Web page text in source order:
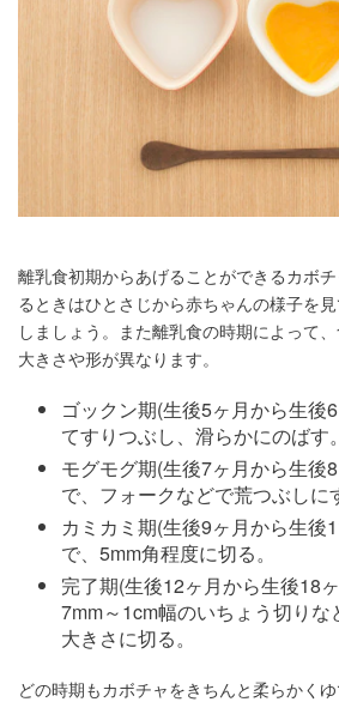
離乳食初期からあげることができるカボ
るときはひとさじから赤ちゃんの様子を
しましょう。また離乳食の時期によって
大きさや形が異なります。
ゴックン期(生後5ヶ月から生後
てすりつぶし、滑らかにのばす。
モグモグ期(生後7ヶ月から生後
で、フォークなどで荒つぶしに
カミカミ期(生後9ヶ月から生後
で、5mm角程度に切る。
完了期(生後12ヶ月から生後18
7mm～1cm幅のいちょう切りな
大きさに切る。
どの時期もカボチャをきちんと柔らかく